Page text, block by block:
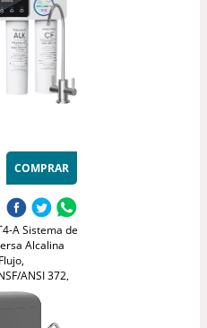
COMPRAR
A Sistema de
Alcalina
ANSI 372,
etapas,
Agua
450 GPD,